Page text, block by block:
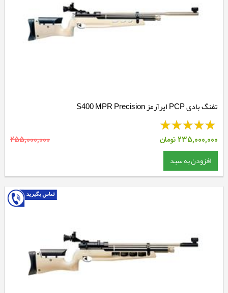
تفنگ بادی PCP ایرآرمز S400 MPR Precision
235,000,000تومان 255,000,000
افزودن به سبد